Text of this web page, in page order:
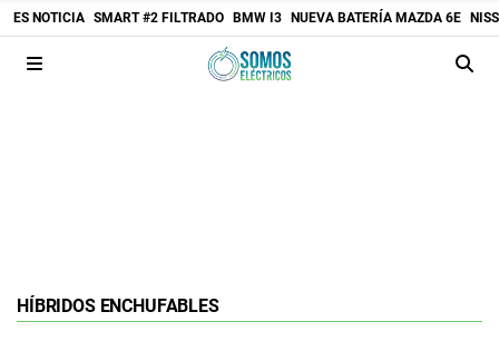
ES NOTICIA SMART #2 FILTRADO BMW I3 NUEVA BATERÍA MAZDA 6E
HÍBRIDOS ENCHUFABLES